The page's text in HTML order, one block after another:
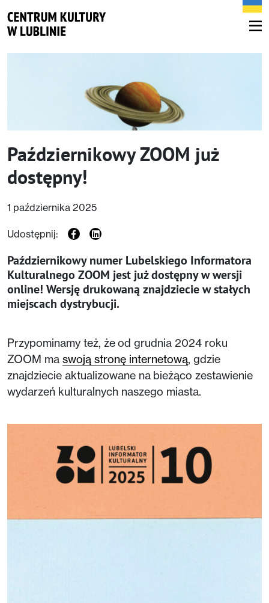
Październikowy ZOOM już
dostępny!
1 października 2025
Udostępnij:
Październikowy numer Lubelskiego Informatora
Kulturalnego ZOOM jest już dostępny w wersji
online! Wersję drukowaną znajdziecie w stałych
miejscach dystrybucji.
Przypominamy też, że od grudnia 2024 roku
ZOOM ma swoją stronę internetową, gdzie
znajdziecie aktualizowane na bieżąco zestawienie
wydarzeń kulturalnych naszego miasta.